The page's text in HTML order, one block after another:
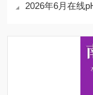
2026年6月在线pH测